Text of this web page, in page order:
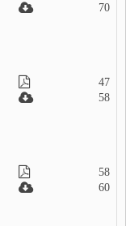
70
47
58
58
60